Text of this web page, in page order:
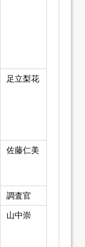
足立梨花
佐藤仁美
調査官
山中崇